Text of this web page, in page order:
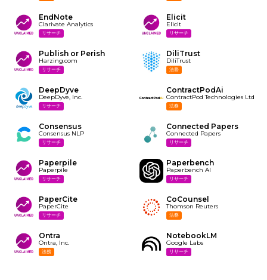
EndNote
Clarivate Analytics
リサーチ
Elicit
Elicit
リサーチ
Publish or Perish
Harzing.com
リサーチ
DiliTrust
DiliTrust
法務
DeepDyve
DeepDyve, Inc.
リサーチ
ContractPodAi
ContractPod Technologies Ltd
法務
Consensus
Consensus NLP
リサーチ
Connected Papers
Connected Papers
リサーチ
Paperpile
Paperpile
リサーチ
Paperbench
Paperbench AI
リサーチ
PaperCite
PaperCite
リサーチ
CoCounsel
Thomson Reuters
法務
Ontra
Ontra, Inc.
法務
NotebookLM
Google Labs
リサーチ